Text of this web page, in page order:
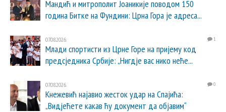
Мандић и митрополит Јоаникије поводом 150
година Битке на Фундини: Црна Гора је адреса...
07.08.2026. 1
Млади спортисти из Црне Горе на пријему код
предсједника Србије: „Нигдје вас нико неће...
07.08.2026. 0
Кнежевић најавио жесток удар на Спајића:
„Видјећете какав ћу документ да објавим“